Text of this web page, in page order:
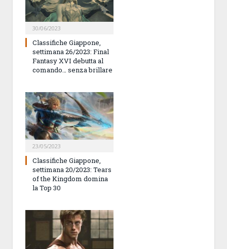
30/06/2023
Classifiche Giappone,
settimana 26/2023: Final
Fantasy XVI debutta al
comando… senza brillare
23/05/2023
Classifiche Giappone,
settimana 20/2023: Tears
of the Kingdom domina
la Top 30